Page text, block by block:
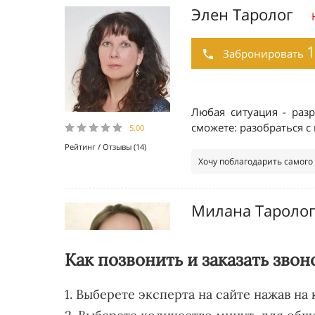
Как позвонить и заказать
1. Выберете эксперта на сайте нажав